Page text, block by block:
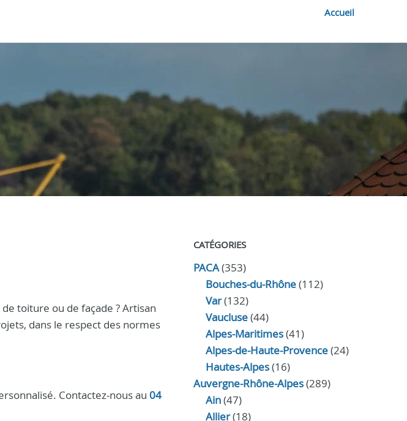
Accueil
toiture ou de façade ? Artisan
dans le respect des normes
Contactez-nous au 04
CATÉGORIES
PACA(353)
Bouches-du-Rhône(112)
Var(132)
Vaucluse(44)
Alpes-Maritimes(41)
Alpes-de-Haute-Provence(24)
Hautes-Alpes(16)
Auvergne-Rhône-Alpes(289)
Ain(47)
Allier(18)